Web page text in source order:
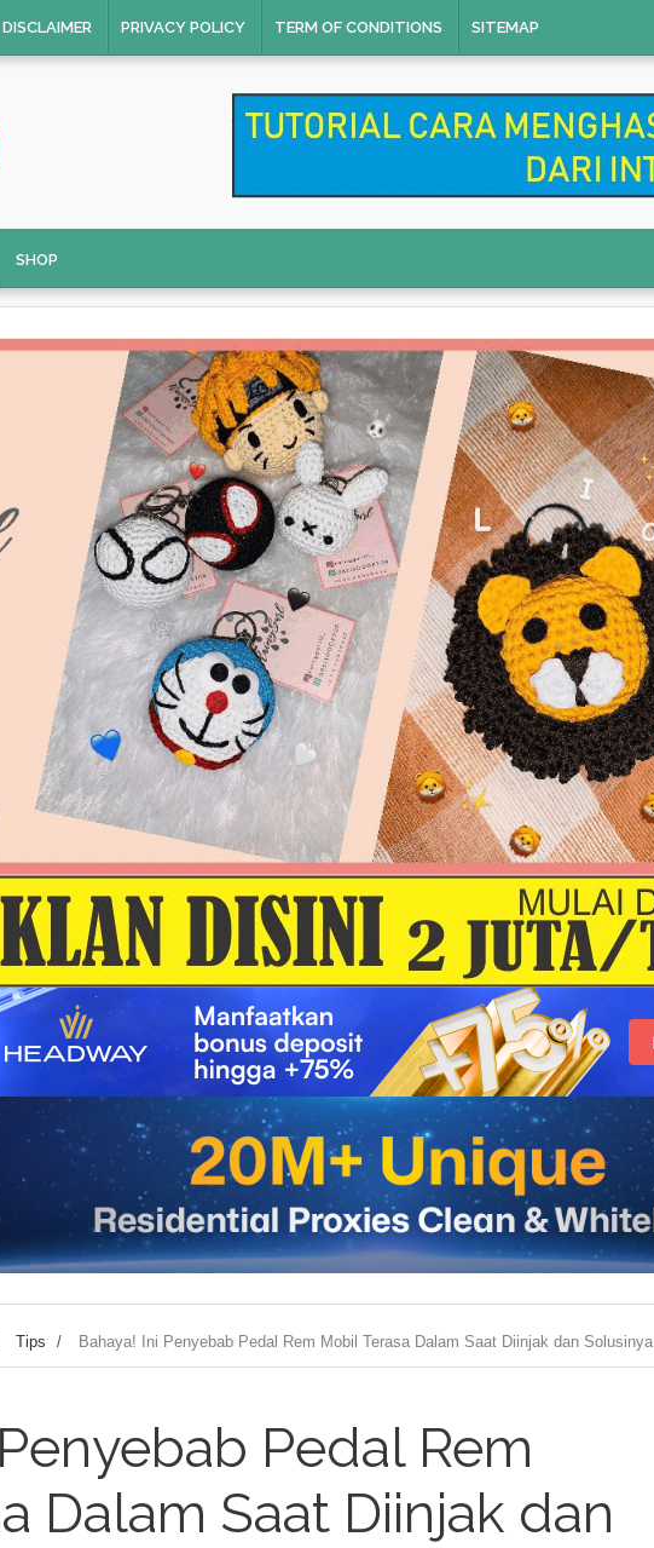
DISCLAIMER PRIVACY POLICY TERM OF CONDITIONS SITEMAP
SHOP
Tips / Bahaya! Ini Penyebab Pedal Rem Mobil Terasa Dalam Saat Diinjak dan Solusinya
Pedal Rem
Dalam Saat Diinjak dan